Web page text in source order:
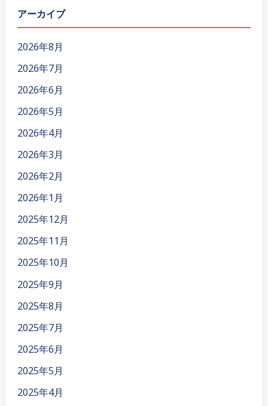
アーカイブ
2026年8月
2026年7月
2026年6月
2026年5月
2026年4月
2026年3月
2026年2月
2026年1月
2025年12月
2025年11月
2025年10月
2025年9月
2025年8月
2025年7月
2025年6月
2025年5月
2025年4月